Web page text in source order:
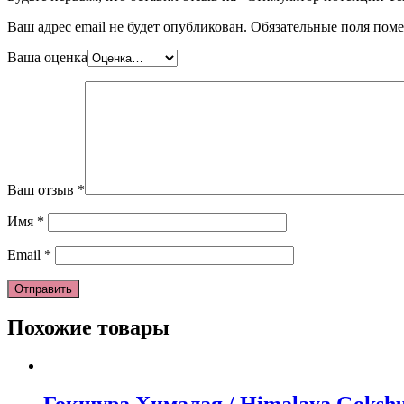
Ваш адрес email не будет опубликован. Обязательные поля
Ваша оценка
Ваш отзыв *
Имя *
Email *
Похожие товары